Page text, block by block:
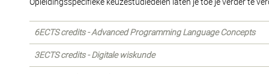
6ECTS credits - Advanced Programming Language Concepts
3ECTS credits - Digitale wiskunde